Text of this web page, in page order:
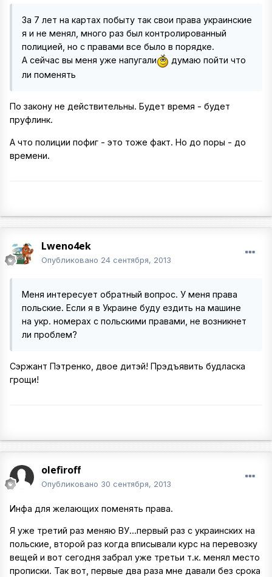
За 7 лет на картах побыту так свои права украинские
я и не менял, много раз был контролированный
полицией, но с правами все было в порядке.
А сейчас вы меня уже напугали
думаю пойти что
ли поменять
По закону не действительны. Будет время - будет
пруфлинк.
А что полиции пофиг - это тоже факт. Но до поры - до
времени.
Lweno4ek
Опубликовано 24 сентября, 2013
Меня интересует обратный вопрос. У меня права
польские. Если я в Украине буду ездить на машине
на укр. номерах с польскими правами, не возникнет
ли проблем?
Сэржант Пэтренко, двое дитэй! Прэдъявить будласка
грощи!
olefiroff
Опубликовано 30 сентября, 2013
Инфа для желающих поменять права.
Я уже третий раз меняю ВУ...первый раз с украинских на
польские, второй раз когда вписывали курс на перевозку
вещей и вот сегодня забрал уже третьи т.к. менял место
прописки. Так вот, первые два раза мне давали без срока